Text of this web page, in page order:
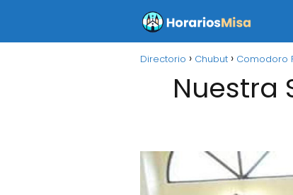
Directorio Chubut Comodoro
Nuestra